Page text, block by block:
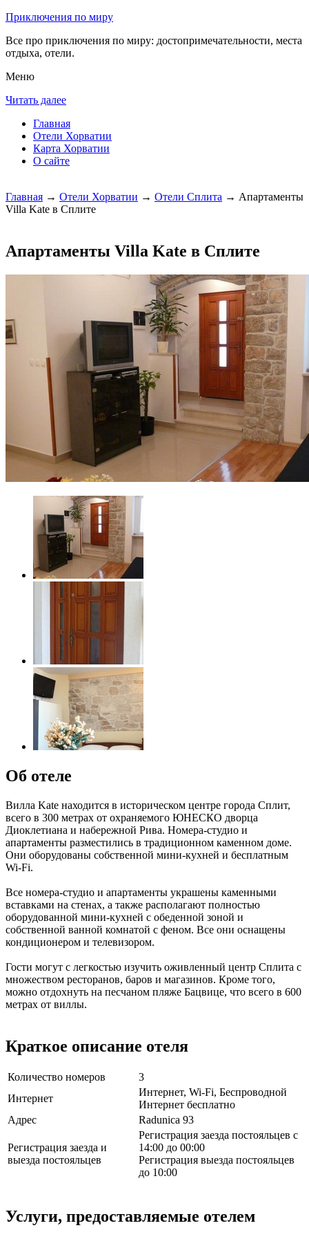
Приключения по миру
Все про приключения по миру: достопримечательности, места
отдыха, отели.
Меню
Читать далее
Главная
Отели Хорватии
Карта Хорватии
О сайте
Главная → Отели Хорватии → Отели Сплита → Апартаменты
Villa Kate в Сплите
Апартаменты Villa Kate в Сплите
Об отеле
Вилла Kate находится в историческом центре города Сплит,
всего в 300 метрах от охраняемого ЮНЕСКО дворца
Диоклетиана и набережной Рива. Номера-студио и
апартаменты разместились в традиционном каменном доме.
Они оборудованы собственной мини-кухней и бесплатным
Wi-Fi.
Все номера-студио и апартаменты украшены каменными
вставками на стенах, а также располагают полностью
оборудованной мини-кухней с обеденной зоной и
собственной ванной комнатой с феном. Все они оснащены
кондиционером и телевизором.
Гости могут с легкостью изучить оживленный центр Сплита с
множеством ресторанов, баров и магазинов. Кроме того,
можно отдохнуть на песчаном пляже Бацвице, что всего в 600
метрах от виллы.
Краткое описание отеля
Количество номеров
3
Интернет
Интернет, Wi-Fi, Беспроводной
Интернет бесплатно
Адрес
Radunica 93
Регистрация заезда и
выезда постояльцев
Регистрация заезда постояльцев с
14:00 до 00:00
Регистрация выезда постояльцев
до 10:00
Услуги, предоставляемые отелем